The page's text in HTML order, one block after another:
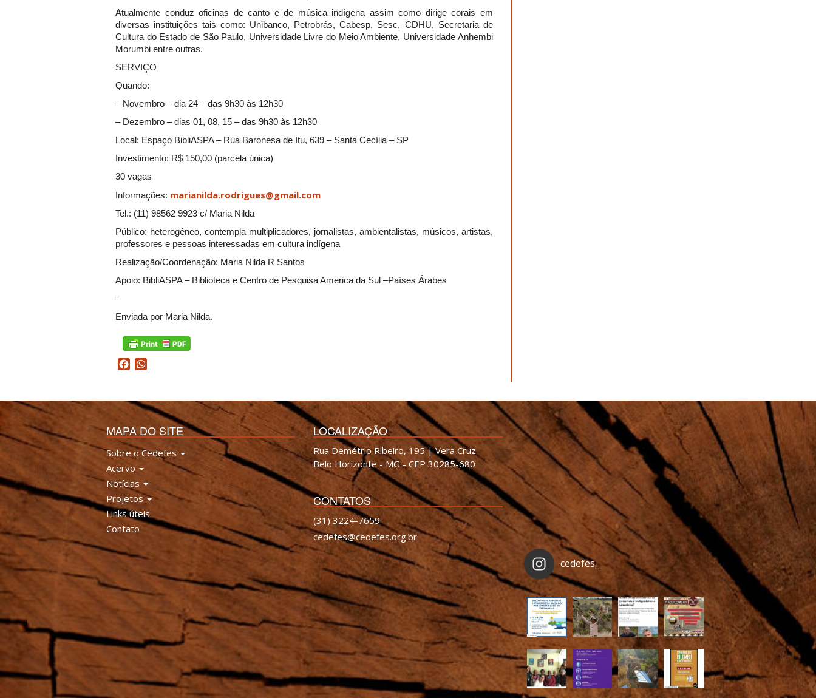
Atualmente conduz oficinas de canto e de música indígena assim como dirige corais em
diversas instituições tais como: Unibanco, Petrobrás, Cabesp, Sesc, CDHU, Secretaria de
Cultura do Estado de São Paulo, Universidade Livre do Meio Ambiente, Universidade Anhembi
Morumbi entre outras.
SERVIÇO
Quando:
– Novembro – dia 24 – das 9h30 às 12h30
– Dezembro – dias 01, 08, 15 – das 9h30 às 12h30
Local: Espaço BibliASPA – Rua Baronesa de Itu, 639 – Santa Cecília – SP
Investimento: R$ 150,00 (parcela única)
30 vagas
Informações: marianilda.rodrigues@gmail.com
Tel.: (11) 98562 9923 c/ Maria Nilda
Público: heterogêneo, contempla multiplicadores, jornalistas, ambientalistas, músicos, artistas,
professores e pessoas interessadas em cultura indígena
Realização/Coordenação: Maria Nilda R Santos
Apoio: BibliASPA – Biblioteca e Centro de Pesquisa America da Sul –Países Árabes
–
Enviada por Maria Nilda.
Facebook
MAPA DO SITE
Sobre o Cedefes
Acervo
Notícias
Projetos
Links úteis
Contato
LOCALIZAÇÃO
Rua Demétrio Ribeiro, 195 | Vera Cruz
Belo Horizonte - MG - CEP 30285-680
CONTATOS
(31) 3224-7659
cedefes@cedefes.org.br
cedefes_